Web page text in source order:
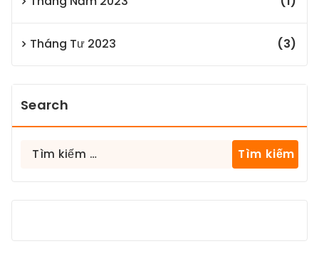
Tháng Tư 2023 (3)
Search
Tìm